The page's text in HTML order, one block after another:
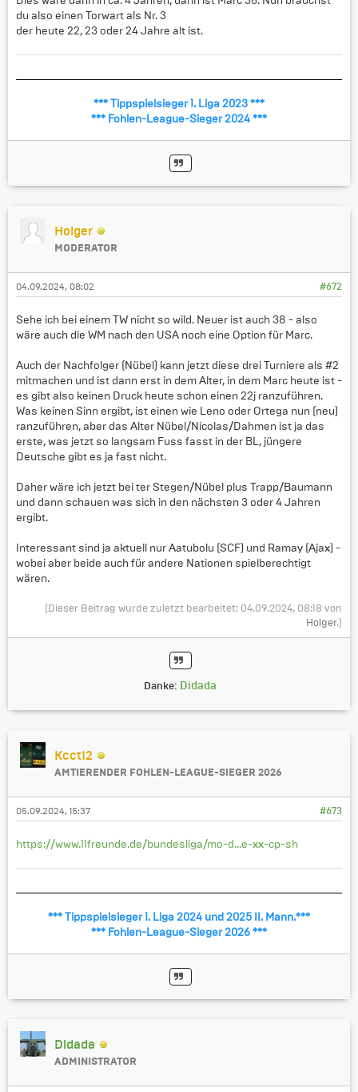
du also einen Torwart als Nr. 3
der heute 22, 23 oder 24 Jahre alt ist.
*** Tippspielsieger 1. Liga 2023 ***
*** Fohlen-League-Sieger 2024 ***
Holger
MODERATOR
#672
04.09.2024, 08:02
Sehe ich bei einem TW nicht so wild. Neuer ist auch 38 - also
wäre auch die WM nach den USA noch eine Option für Marc.
Auch der Nachfolger (Nübel) kann jetzt diese drei Turniere als #2
mitmachen und ist dann erst in dem Alter, in dem Marc heute ist -
es gibt also keinen Druck heute schon einen 22j ranzuführen.
Was keinen Sinn ergibt, ist einen wie Leno oder Ortega nun (neu)
ranzuführen, aber das Alter Nübel/Nicolas/Dahmen ist ja das
erste, was jetzt so langsam Fuss fasst in der BL, jüngere
Deutsche gibt es ja fast nicht.
Daher wäre ich jetzt bei ter Stegen/Nübel plus Trapp/Baumann
und dann schauen was sich in den nächsten 3 oder 4 Jahren
ergibt.
Interessant sind ja aktuell nur Aatubolu (SCF) und Ramay (Ajax) -
wobei aber beide auch für andere Nationen spielberechtigt
wären.
(Dieser Beitrag wurde zuletzt bearbeitet: 04.09.2024, 08:18 von
Holger.)
Danke: Didada
Kcct12
AMTIERENDER FOHLEN-LEAGUE-SIEGER 2026
#673
05.09.2024, 15:37
https://www.11freunde.de/bundesliga/mo-d...e-xx-cp-sh
*** Tippspielsieger 1. Liga 2024 und 2025 II. Mann.***
*** Fohlen-League-Sieger 2026 ***
Didada
ADMINISTRATOR